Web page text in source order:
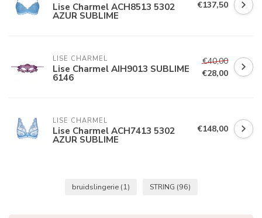
Lise Charmel ACH8513 5302
AZUR SUBLIME
€137,50
LISE CHARMEL
Lise Charmel AIH9013 SUBLIME
6146
€40,00
€28,00
LISE CHARMEL
Lise Charmel ACH7413 5302
AZUR SUBLIME
€148,00
bruidslingerie (1) STRING (96)